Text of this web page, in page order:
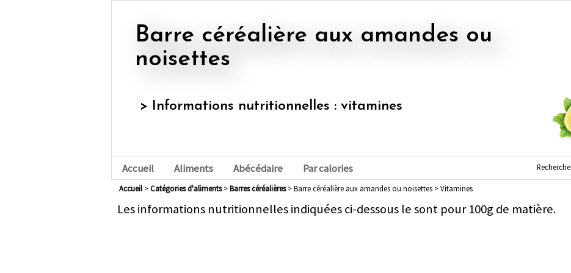
Barre céréalière aux amandes ou
noisettes
> Informations nutritionnelles : vitamines
Accueil Aliments Abécédaire Par calories Recherche
Accueil> Catégories d'aliments> barres céréalières> Barre céréalière aux amandes ou noisettes > Vitamines
Les informations nutritionnelles indiquées ci-dessous le sont pour 100g de matière.